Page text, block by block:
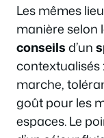
Les mêmes
manière selon
conseilsd’un
contextualisés
marche,
goût pour les
espaces. Le